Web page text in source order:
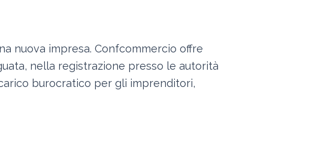
nuova impresa. Confcommercio offre
nella registrazione presso le autorità
burocratico per gli imprenditori,